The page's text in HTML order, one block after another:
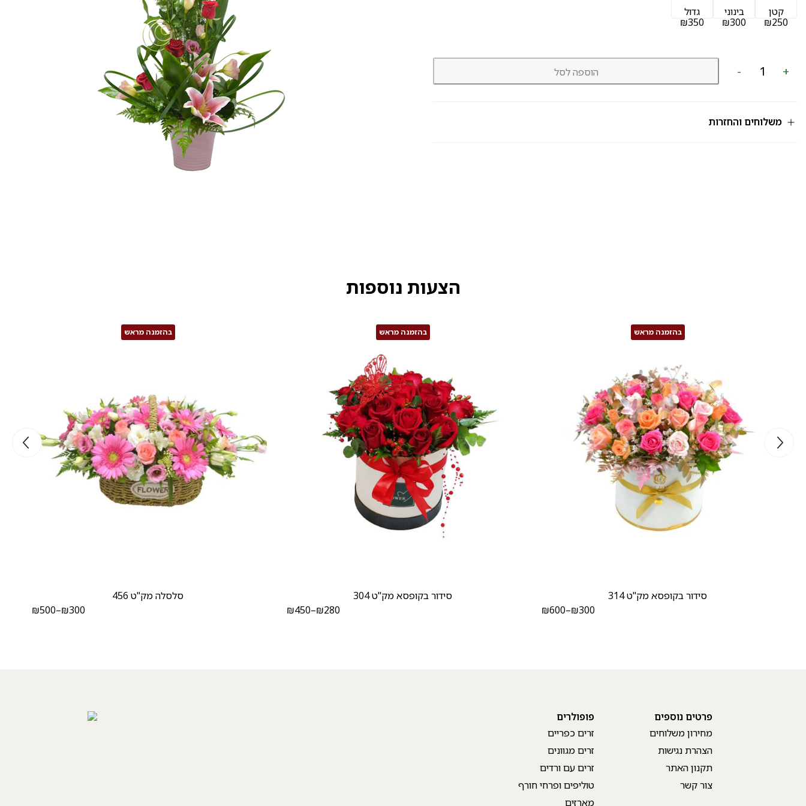
קטן
₪250
בינוני
₪300
גדול
₪350
-
כמות
סידור
405
+ הוספה לסל
משלוחים והחזרות
הצעות נוספות
בהזמנה מראש
סידור בקופסא מק"ט 314
₪300
–
₪600
בהזמנה מראש
סידור בקופסא מק"ט 304
₪280
–
₪450
בהזמנה מראש
סלסלה מק"ט 456
₪300
–
₪500
פרטים נוספים
מחירון משלוחים
הצהרת נגישות
תקנון האתר
צור קשר
פופולרים
זרים כפריים
זרים מגוונים
זרים עם ורדים
טוליפים ופרחי חורף
מארזים